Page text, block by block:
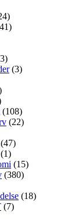
(3)
(108)
(22)
(47)
(1)
(15)
(380)
(18)
(7)